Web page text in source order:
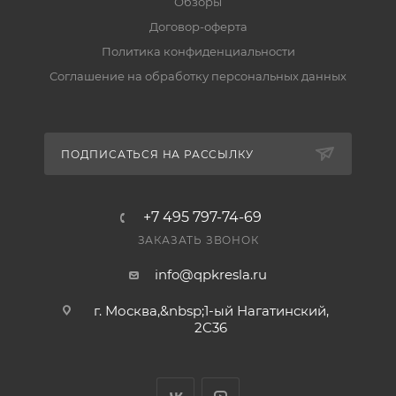
складе передаём заказ в транспортную компанию
вернуть его можно по правилам магазина. Условия
Договор-оферта
Политика конфиденциальности
Соглашение на обработку персональных данных
ПОДПИСАТЬСЯ НА РАССЫЛКУ
+7 495 797-74-69
ЗАКАЗАТЬ ЗВОНОК
info@qpkresla.ru
г. Москва,&nbsp;1-ый Нагатинский,
2C36